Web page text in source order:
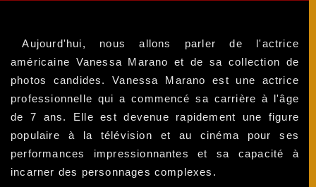
Aujourd'hui, nous allons parler de l'actrice
américaine Vanessa Marano et de sa collection de
photos candides. Vanessa Marano est une actrice
professionnelle qui a commencé sa carrière à l'âge
de 7 ans. Elle est devenue rapidement une figure
populaire à la télévision et au cinéma pour ses
performances impressionnantes et sa capacité à
incarner des personnages complexes.